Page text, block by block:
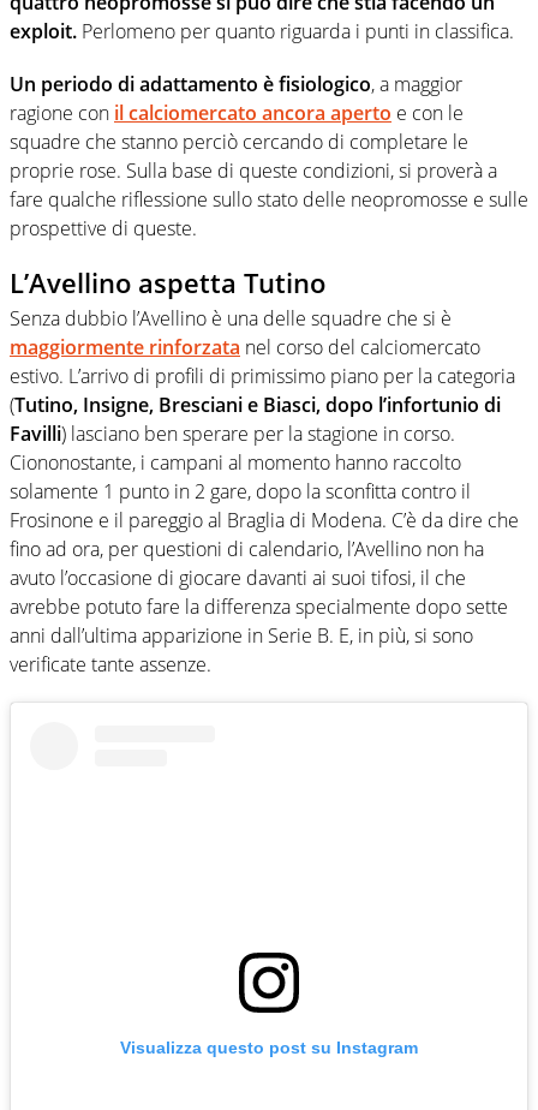
exploit. Perlomeno per quanto riguarda i punti in classifica.
Un periodo di adattamento è fisiologico, a maggior
ragione con il calciomercato ancora aperto e con le
squadre che stanno perciò cercando di completare le
proprie rose. Sulla base di queste condizioni, si proverà a
fare qualche riflessione sullo stato delle neopromosse e sulle
prospettive di queste.
L’Avellino aspetta Tutino
Senza dubbio l’Avellino è una delle squadre che si è
maggiormente rinforzata nel corso del calciomercato
estivo. L’arrivo di profili di primissimo piano per la categoria
(Tutino, Insigne, Bresciani e Biasci, dopo l’infortunio di
Favilli) lasciano ben sperare per la stagione in corso.
Ciononostante, i campani al momento hanno raccolto
solamente 1 punto in 2 gare, dopo la sconfitta contro il
Frosinone e il pareggio al Braglia di Modena. C’è da dire che
fino ad ora, per questioni di calendario, l’Avellino non ha
avuto l’occasione di giocare davanti ai suoi tifosi, il che
avrebbe potuto fare la differenza specialmente dopo sette
anni dall’ultima apparizione in Serie B. E, in più, si sono
verificate tante assenze.
Visualizza questo post su Instagram